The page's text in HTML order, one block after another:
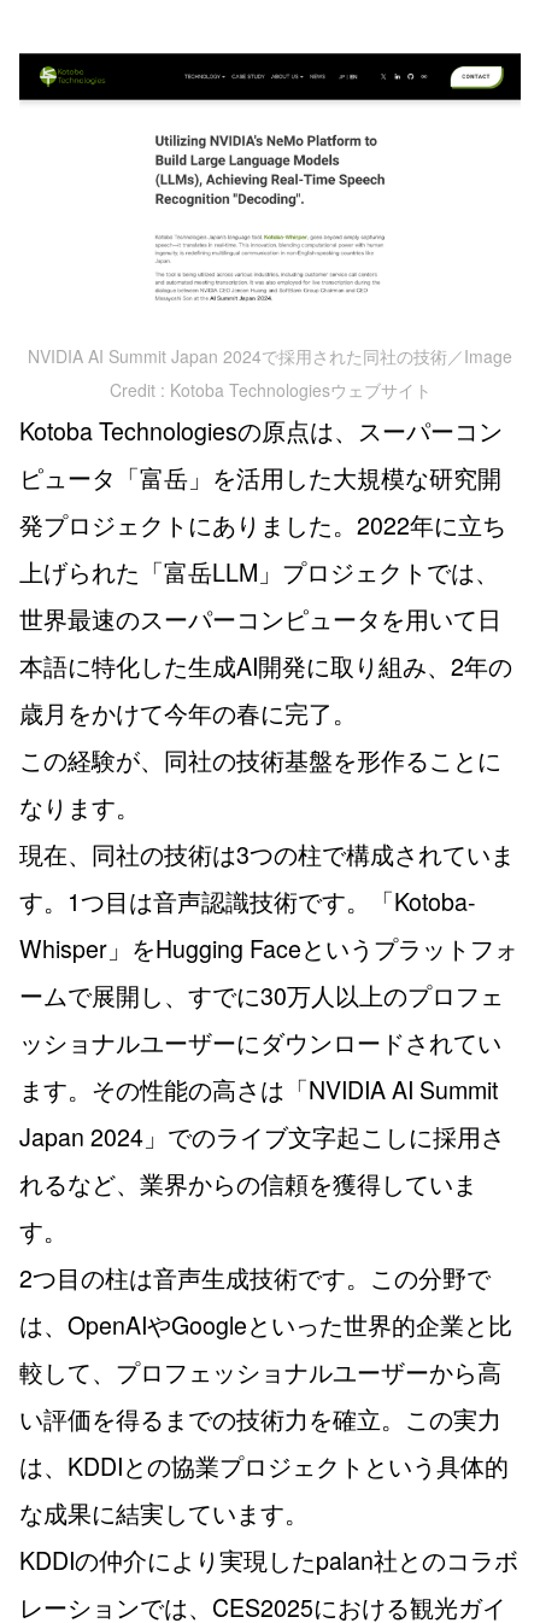
NVIDIA AI Summit Japan 2024で採用された同社の技術／Image
Credit : Kotoba Technologiesウェブサイト
Kotoba Technologiesの原点は、スーパーコン
ピュータ「富岳」を活用した大規模な研究開
発プロジェクトにありました。2022年に立ち
上げられた「富岳LLM」プロジェクトでは、
世界最速のスーパーコンピュータを用いて日
本語に特化した生成AI開発に取り組み、2年の
歳月をかけて今年の春に完了。
この経験が、同社の技術基盤を形作ることに
なります。
現在、同社の技術は3つの柱で構成されていま
す。1つ目は音声認識技術です。「Kotoba-
Whisper」をHugging Faceというプラットフォ
ームで展開し、すでに30万人以上のプロフェ
ッショナルユーザーにダウンロードされてい
ます。その性能の高さは「NVIDIA AI Summit
Japan 2024」でのライブ文字起こしに採用さ
れるなど、業界からの信頼を獲得していま
す。
2つ目の柱は音声生成技術です。この分野で
は、OpenAIやGoogleといった世界的企業と比
較して、プロフェッショナルユーザーから高
い評価を得るまでの技術力を確立。この実力
は、KDDIとの協業プロジェクトという具体的
な成果に結実しています。
KDDIの仲介により実現したpalan社とのコラボ
レーションでは、CES2025における観光ガイ